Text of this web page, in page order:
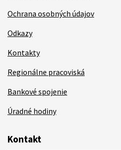
Ochrana osobných údajov
Odkazy
Kontakty
Regionálne pracoviská
Bankové spojenie
Úradné hodiny
Kontakt